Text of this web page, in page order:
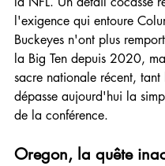
l'exigence qui entoure
Buckeyes n'ont plus
la Big Ten depuis 2020,
sacre nationale récent, tant
dépasse aujourd'hui la
de la conférence.
Oregon, la quête